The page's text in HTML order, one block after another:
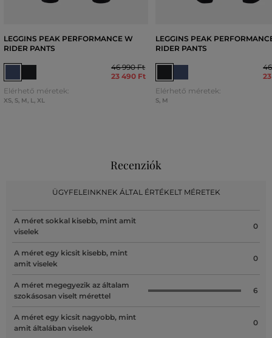
LEGGINS PEAK PERFORMANCE W
RIDER PANTS
46 990 Ft
23 490 Ft
Elérhető méretek:
XS S M L XL
LEGGINS PEAK
RIDER PANTS
Elérhető méretek:
S M
Recenziók
ÜGYFELEINKNEK ÁLTAL ÉRTÉKELT MÉRETEK
A méret sokkal kisebb, mint amit
viselek
0
A méret egy kicsit kisebb, mint
amit viselek
0
A méret megegyezik az általam
szokásosan viselt mérettel
6
A méret egy kicsit nagyobb, mint
amit általában viselek
0